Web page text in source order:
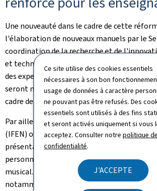
Ce site utilise des cookies essentiels
nécessaires à son bon
usage de données à caractère
ne pouvant pas être refusés. Des
essentiels sont utilisés à des fins
et seront activés uniquement si vous
acceptez. Consulter notrepolitique de
confidentialité.
J'ACCEPTE
Une nouveauté dans le cadre de cette
l'élaboration de nouveaux manuels par le
coordination de la recherche et de
et technologique (SCRIPT) du ministère
des experts issus de l'enseignement
seront mis à la disposition des élèves par
cadre de la gratuité des manuels scolaires.
Par ailleurs, l'Institut de formation de
(IFEN) organisera dès février 2026 des
présentation du nouveau programme
personnel enseignant des établissements
musical. Des formations continues
notamment sur les nouveaux manuels et la